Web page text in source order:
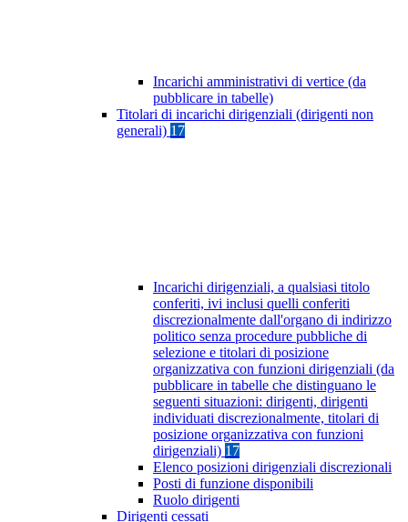
Incarichi amministrativi di vertice (da
pubblicare in tabelle)
Titolari di incarichi dirigenziali (dirigenti non
generali) 17
Incarichi dirigenziali, a qualsiasi titolo
conferiti, ivi inclusi quelli conferiti
discrezionalmente dall'organo di indirizzo
politico senza procedure pubbliche di
selezione e titolari di posizione
organizzativa con funzioni dirigenziali (da
pubblicare in tabelle che distinguano le
seguenti situazioni: dirigenti, dirigenti
individuati discrezionalmente, titolari di
posizione organizzativa con funzioni
dirigenziali) 17
Elenco posizioni dirigenziali discrezionali
Posti di funzione disponibili
Ruolo dirigenti
Dirigenti cessati